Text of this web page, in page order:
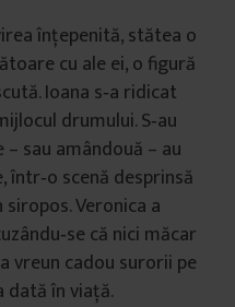
înţepenită, stătea o
cu ale ei, o figură
Ioana s‐a ridicat
drumului. S‐au
sau amândouă – au
într‐o scenă desprinsă
Veronica a
că nici măcar
vreun cadou surorii pe
dată în viaţă.